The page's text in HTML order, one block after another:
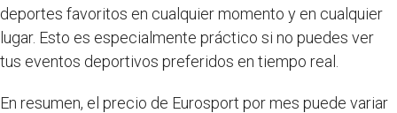
deportes favoritos en cualquier momento y en cualquier
lugar. Esto es especialmente práctico si no puedes ver
tus eventos deportivos preferidos en tiempo real.
En resumen, el precio de Eurosport por mes puede variar